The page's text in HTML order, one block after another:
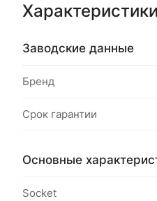
Характеристики
Заводские данные
Бренд
Срок гарантии
Основные
Socket